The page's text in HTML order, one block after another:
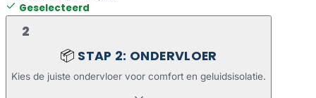
Geselecteerd
2
📦 STAP 2: ONDERVLOER
Kies de juiste ondervloer voor comfort en geluidsisolatie.